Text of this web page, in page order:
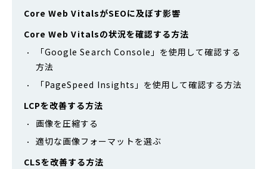
Core Web VitalsがSEOに及ぼす影響
Core Web Vitalsの状況を確認する方法
「Google Search Console」を使用して確認する
方法
「PageSpeed Insights」を使用して確認する方法
LCPを改善する方法
画像を圧縮する
適切な画像フォーマットを選ぶ
CLSを改善する方法